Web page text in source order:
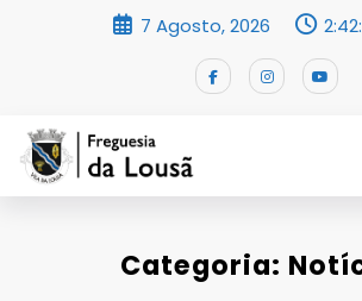
7 Agosto, 2026
Categoria: